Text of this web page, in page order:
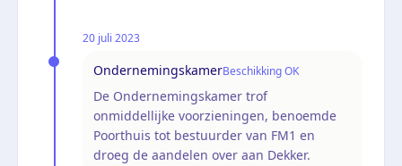
20 juli 2023
OndernemingskamerBeschikking OK
De Ondernemingskamer trof
onmiddellijke voorzieningen, benoemde
Poorthuis tot bestuurder van FM1 en
droeg de aandelen over aan Dekker.